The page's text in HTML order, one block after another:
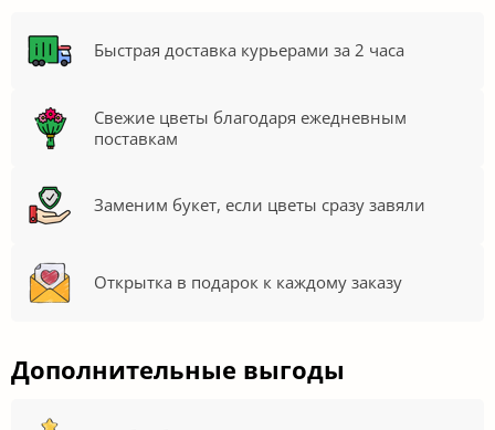
Быстрая доставка курьерами за 2 часа
Свежие цветы благодаря ежедневным
поставкам
Заменим букет, если цветы сразу завяли
Открытка в подарок к каждому заказу
Дополнительные выгоды